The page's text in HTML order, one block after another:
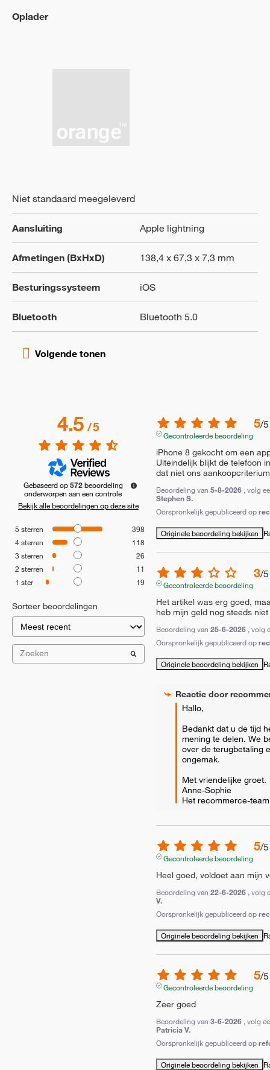
Oplader
Niet standaard meegeleverd
Aansluiting Apple lightning
Afmetingen (BxHxD) 138,4 x 67,3 x 7,3 mm
Besturingssysteem iOS
Bluetooth Bluetooth 5.0
4.5/5
Gebaseerd op572 beoordeling
onderworpen aan een controle
Bekijk alle beoordelingen op deze site
5 sterren
398
4sterren
118
3 sterren
26
2 sterren
11
1 ster 19
Sorteer beoordelingen
5/5
Gecontroleerde beoordeling
iPhone 8 gekocht om een
Uiteindelijk blijkt de telefoon
dat niet ons
Beoordeling van 5-8-2026 , volg
Stephen S.
Oorspronkelijk gepubliceerd op
Originele beoordeling bekijken
3/5
Gecontroleerde beoordeling
Het artikel was erg goed,
heb mijn geld nog steeds
Beoordeling van 25-6-2026 , volg
Oorspronkelijk gepubliceerd op
Originele beoordeling bekijken
Reactie door
Hallo,
Bedankt dat u de tijd
mening te delen. We
over de terugbetaling
ongemak.
Met vriendelijke groet.
Anne-Sophie
Het recommerce-team
5/5
Gecontroleerde beoordeling
Heel goed, voldoet aan mijn
Beoordeling van 22-6-2026 , volg
V.
Oorspronkelijk gepubliceerd op
Originele beoordeling bekijken
5/5
Gecontroleerde beoordeling
Zeer goed
Beoordeling van 3-6-2026 , volg
Patricia V.
Oorspronkelijk gepubliceerd op
Originele beoordeling bekijken